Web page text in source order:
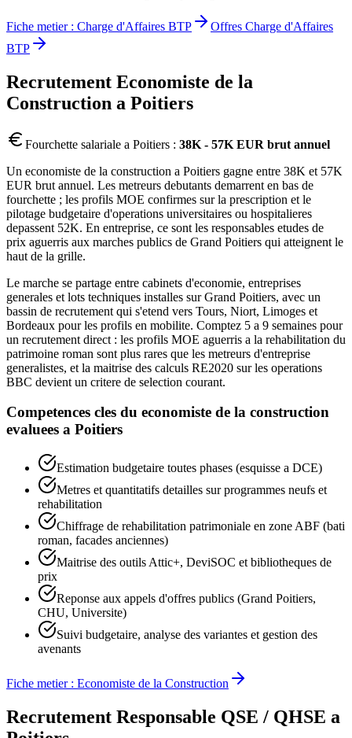
Fiche metier : Charge d'Affaires BTP Offres Charge d'Affaires
BTP
Recrutement Economiste de la
Construction a Poitiers
Fourchette salariale a Poitiers : 38K - 57K EUR brut annuel
Un economiste de la construction a Poitiers gagne entre 38K et 57K
EUR brut annuel. Les metreurs debutants demarrent en bas de
fourchette ; les profils MOE confirmes sur la prescription et le
pilotage budgetaire d'operations universitaires ou hospitalieres
depassent 52K. En entreprise, ce sont les responsables etudes de
prix aguerris aux marches publics de Grand Poitiers qui atteignent le
haut de la grille.
Le marche se partage entre cabinets d'economie, entreprises
generales et lots techniques installes sur Grand Poitiers, avec un
bassin de recrutement qui s'etend vers Tours, Niort, Limoges et
Bordeaux pour les profils en mobilite. Comptez 5 a 9 semaines pour
un recrutement direct : les profils MOE aguerris a la rehabilitation du
patrimoine roman sont plus rares que les metreurs d'entreprise
generalistes, et la maitrise des calculs RE2020 sur les operations
BBC devient un critere de selection courant.
Competences cles du economiste de la construction
evaluees a Poitiers
Estimation budgetaire toutes phases (esquisse a DCE)
Metres et quantitatifs detailles sur programmes neufs et
rehabilitation
Chiffrage de rehabilitation patrimoniale en zone ABF (bati
roman, facades anciennes)
Maitrise des outils Attic+, DeviSOC et bibliotheques de
prix
Reponse aux appels d'offres publics (Grand Poitiers,
CHU, Universite)
Suivi budgetaire, analyse des variantes et gestion des
avenants
Fiche metier : Economiste de la Construction
Recrutement Responsable QSE / QHSE a